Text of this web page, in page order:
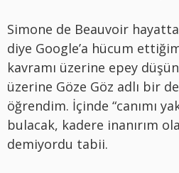
Simone de Beauvoir
diye Google’a hücum
kavramı üzerine epey
üzerine Göze Göz adlı bir
öğrendim. İçinde “canımı
bulacak, kadere inanırım
demiyordu tabii.